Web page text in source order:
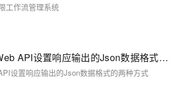
工作流管理系统
ASP.NET Core Web API设置响应输出的Json数据格式的两种方式
设置响应输出的Json数据格式的两种方式